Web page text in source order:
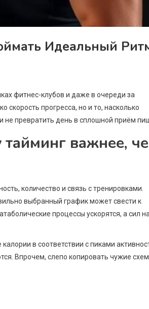
Идеальный
фитнес-клубов и даже в очереди за
скорость прогресса, но и то, насколько
не превратить день в сплошной приём
важнее,
количество и связь с тренировками.
выбранный график может свести к
процессы ускорятся, а сил на
в соответствии с пиками
Впрочем, слепо копировать чужие